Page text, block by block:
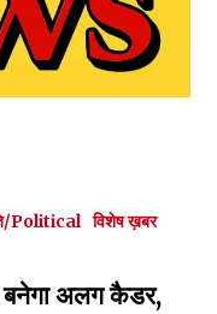
Political विशेष ख़बर
अलग कैडर,